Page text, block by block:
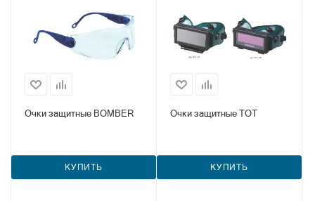
Очки защитные BOMBER
КУПИТЬ
Очки защитные TOT
КУПИТЬ